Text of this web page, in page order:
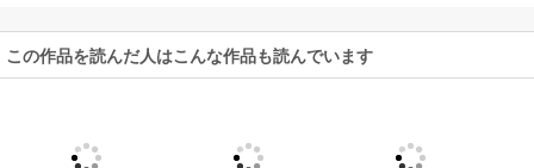
この作品を読んだ人はこんな作品も読んでいます